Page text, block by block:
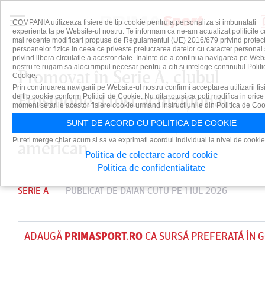
Promovat în Serie A, clubul
Frosinone a fost achiziţionat
de un fond de investiţii
american
SERIE A PUBLICAT DEDAIAN CUTUPE 1 IUL 2026
ADAUGĂ PRIMASPORT.ROCA SURSĂ PREFERATĂ ÎN
COMPANIA utilizeaza fisiere de tip cookie pentru a personaliza si imbunatati
experienta ta pe Website-ul nostru. Te informam ca ne-am actualizat politicile
mai recente modificari propuse de Regulamentul (UE) 2016/679 privind
persoanelor fizice in ceea ce priveste prelucrarea datelor cu caracter personal
privind libera circulatie a acestor date. Inainte de a continua navigarea pe
nostru te rugam sa aloci timpul necesar pentru a citi si intelege continutul
Cookie.
Prin continuarea navigarii pe Website-ul nostru confirmi acceptarea utilizarii
de tip cookie conform Politicii de Cookie. Nu uita totusi ca poti modifica in orice
moment setarile acestor fisiere cookie urmand instructiunile din Politica de
SUNT DE ACORD CU POLITICA DE COOKIE
Puteti merge chiar acum si sa va exprimati acordul individual la nivel de
Politica de colectare acord cookie
Politica de confidentialitate